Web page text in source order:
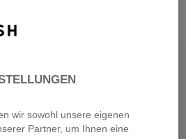
wir sowohl unsere eigenen
Partner, um Ihnen eine